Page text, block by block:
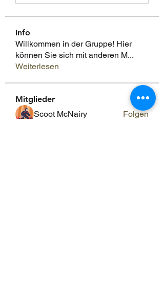
Info
Willkommen in der Gruppe! Hier
können Sie sich mit anderen M...
Weiterlesen
Mitglieder
Scoot McNairy
Folgen